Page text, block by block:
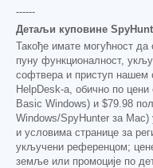
------
Детаљи куповине
Такође имате могућност
пуну функционалност,
софтвера и приступ
HelpDesk-а, обично по цени
Basic Windows) и $79.98
Windows/SpyHunter за
и условима странице за
укључени референцом;
земље или промоције по